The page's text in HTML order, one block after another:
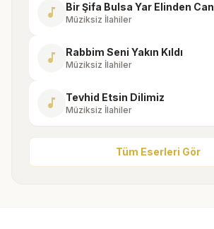
music_note Bir Şifa Bulsa Yar Elinden Can
Müziksiz İlahiler
music_note Rabbim Seni Yakın Kıldı
Müziksiz İlahiler
music_note Tevhid Etsin Dilimiz
Müziksiz İlahiler
Tüm Eserleri Gör